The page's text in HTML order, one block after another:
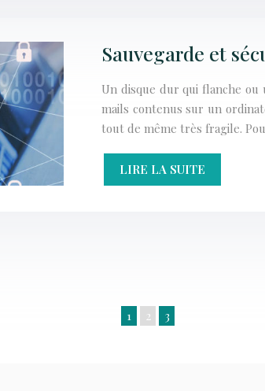
Sauvegarde et
Un disque dur qui flanche
mails contenus sur un
tout de même très fragile.
LIRE LA SUITE
1 2 3